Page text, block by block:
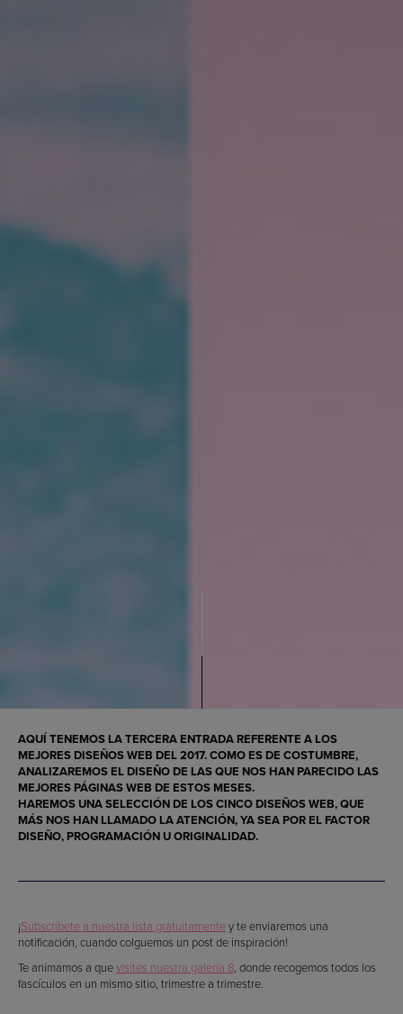
AQUÍ TENEMOS LA TERCERA ENTRADA REFERENTE A LOS
MEJORES DISEÑOS WEB DEL 2017. COMO ES DE COSTUMBRE,
ANALIZAREMOS EL DISEÑO DE LAS QUE NOS HAN PARECIDO LAS
MEJORES PÁGINAS WEB DE ESTOS MESES.
HAREMOS UNA SELECCIÓN DE LOS CINCO DISEÑOS WEB, QUE
MÁS NOS HAN LLAMADO LA ATENCIÓN, YA SEA POR EL FACTOR
DISEÑO, PROGRAMACIÓN U ORIGINALIDAD.
¡Subscríbete a nuestra lista gratuitamentey te enviaremos una
notificación, cuando colguemos un post de inspiración!
Te animamos a quevisites nuestra galería 8, donde recogemos todos los
fascículos en un mismo sitio, trimestre a trimestre.